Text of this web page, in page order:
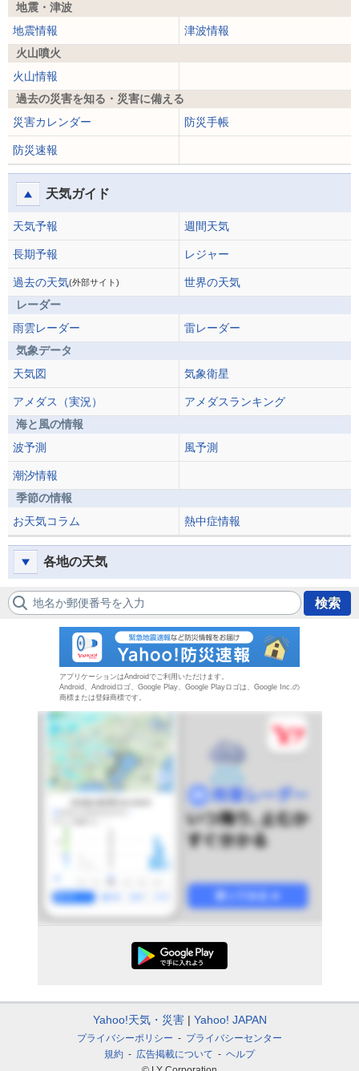
地震・津波
地震情報
津波情報
火山噴火
火山情報
過去の災害を知る・災害に備える
災害カレンダー
防災手帳
防災速報
天気ガイド
天気予報 週間天気
長期予報 レジャー
過去の天気(外部サイト)
世界の天気
レーダー
雨雲レーダー
雷レーダー
気象データ
天気図
気象衛星
アメダス（実況）
アメダスランキング
海と風の情報
波予測
風予測
潮汐情報
季節の情報
お天気コラム
熱中症情報
各地の天気
地名か郵便番号を入力 検索
アプリケーションはAndroidでご利用いただけます。
Android、Androidロゴ、Google Play、Google Playロゴは、Google Inc.の
商標または登録商標です。
Yahoo!天気・災害 Yahoo! JAPAN
プライバシーポリシー
プライバシーセンター
規約
広告掲載について
ヘルプ